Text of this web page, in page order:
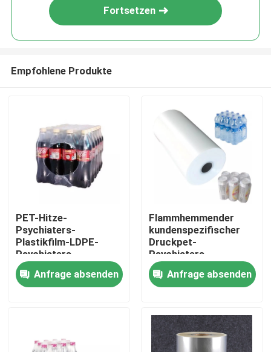
Nach Hause
Kontakte
Fortsetzen
Empfohlene Produkte
PET-Hitze-
Psychiaters-
Plastikfilm-LDPE-
Psychiaters-
Verpackungsfolie-
Gebrauch für
Verpackungsmaterialien
Anfrage absenden
Flammhemmender
kundenspezifischer
Druckpet-
Psychiaters-
Verpackungs-Film
schrumpfbarer Film-
Hitze-Psychiater 75
Anfrage absenden